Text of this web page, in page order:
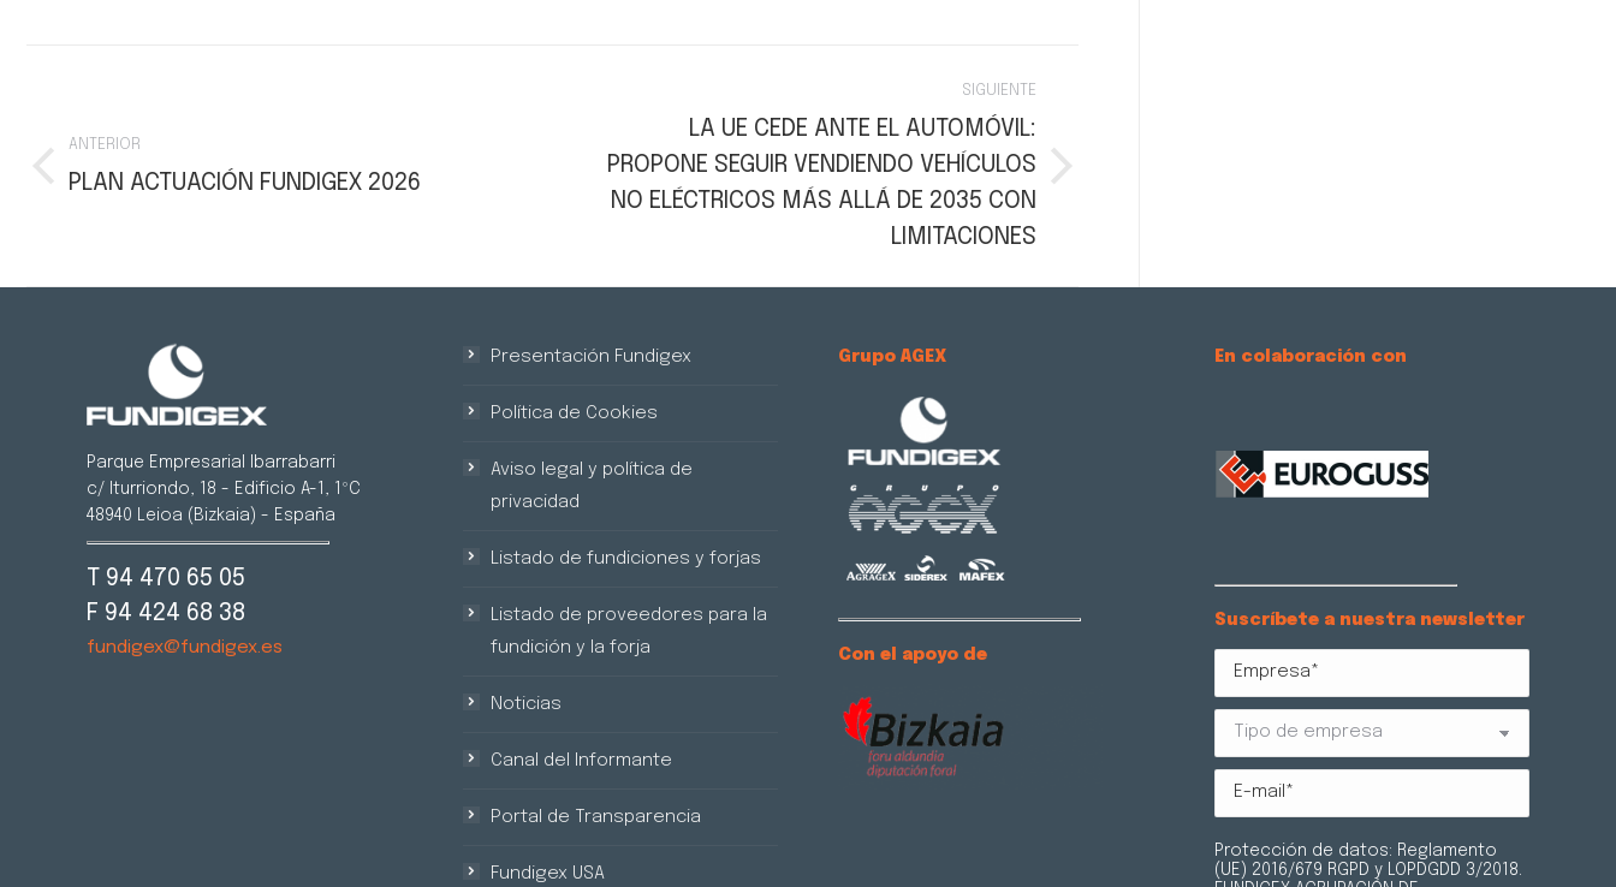
publicaciones
ANTERIOR
Publicación
PLAN ACTUACIÓN FUNDIGEX 2026
SIGUIENTE
siguiente:
LA UE CEDE ANTE EL AUTOMÓVIL:
PROPONE SEGUIR VENDIENDO VEHÍCULOS
NO ELÉCTRICOS MÁS ALLÁ DE 2035 CON
LIMITACIONES
Parque Empresarial Ibarrabarri
c/ Iturriondo, 18 - Edificio A-1, 1ºC
48940 Leioa (Bizkaia) - España
T 94 470 65 05
F 94 424 68 38
fundigex@fundigex.es
Presentación Fundigex
Política de Cookies
Aviso legal y política de
privacidad
Listado de fundiciones y forjas
Listado de proveedores para la
fundición y la forja
Noticias
Canal del Informante
Portal de Transparencia
Fundigex USA
Grupo AGEX
Con el apoyo de
En colaboración con
Suscríbete a nuestra newsletter
Protección de datos: Reglamento
(UE) 2016/679 RGPD y LOPDGDD 3/2018.